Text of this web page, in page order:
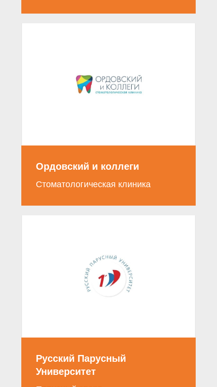
Ордовский и коллеги
Стоматологическая клиника
Русский Парусный
Университет